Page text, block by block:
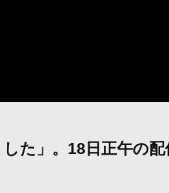
た」。18日正午の